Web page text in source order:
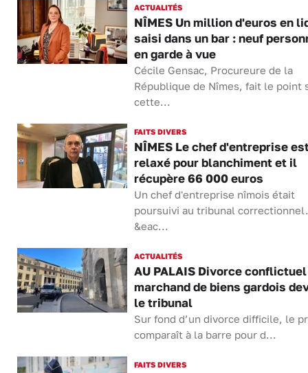
ACTUALITÉS
NÎMES Un million d'euros en
saisi dans un bar : neuf
en garde à vue
Cécile Gensac, Procureure de la
République de Nîmes, fait le point
cette...
FAITS DIVERS
NÎMES Le chef d'entreprise
relaxé pour blanchiment et il
récupère 66 000 euros
Un chef d'entreprise nîmois était
poursuivi au tribunal
&eac...
ACTUALITÉS
AU PALAIS Divorce conflictuel
marchand de biens gardois
le tribunal
Sur fond d’un divorce difficile, le
comparaît à la barre pour d...
FAITS DIVERS